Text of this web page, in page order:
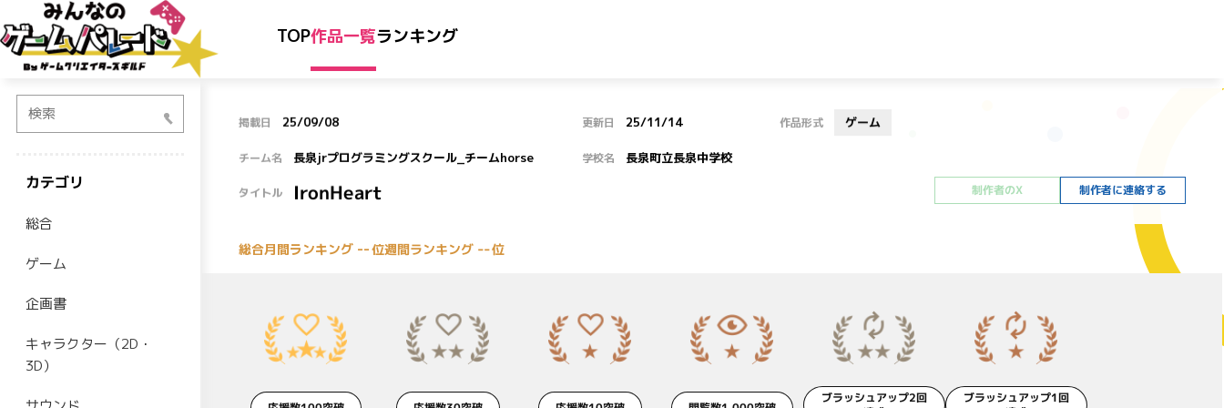
TOP作品一覧ランキング
検索
カテゴリ
総合
ゲーム
企画書
キャラクター（2D・
3D）
掲載日 25/09/08 更新日 25/11/14 作品形式 ゲーム
チーム名 長泉jrプログラミングスクール_チームhorse 学校名 長泉町立長泉中学校
タイトル IronHeart 制作者のX 制作者に連絡する
総合月間ランキング --位週間ランキング --位
ブラッシュアップ2回 ブラッシュアップ1回